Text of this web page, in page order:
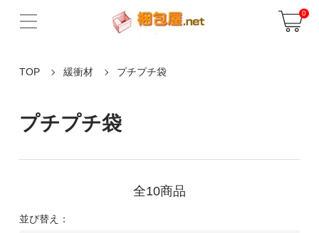
0
TOP 緩衝材 プチプチ袋
プチプチ袋
全10商品
並び替え：